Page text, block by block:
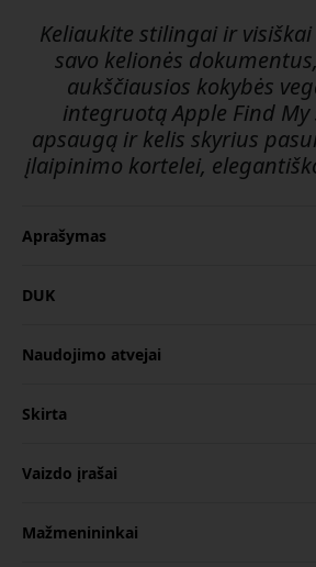
Keliaukite stilingai ir
savo kelionės
aukščiausios kokybės
integruotą Apple Find My
apsaugą ir kelis skyrius
įlaipinimo kortelei,
Aprašymas
DUK
Naudojimo atvejai
Skirta
Vaizdo įrašai
Mažmenininkai